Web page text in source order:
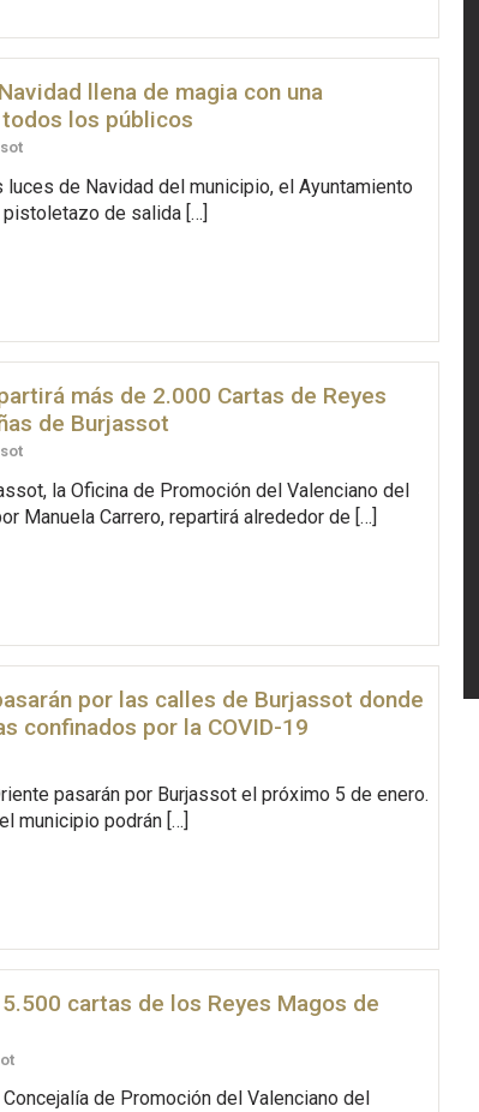
llena de magia con una
los públicos
luces de Navidad del municipio, el Ayuntamiento
de salida […]
más de 2.000 Cartas de Reyes
de Burjassot
la Oficina de Promoción del Valenciano del
Manuela Carrero, repartirá alrededor de […]
por las calles de Burjassot donde
confinados por la COVID-19
pasarán por Burjassot el próximo 5 de enero.
municipio podrán […]
cartas de los Reyes Magos de
de Promoción del Valenciano del